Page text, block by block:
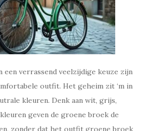
een verrassend veelzijdige keuze zijn
outfit. Het geheim zit ‘m in
kleuren. Denk aan wit, grijs,
geven de groene broek de
zonder dat het outfit groene broek